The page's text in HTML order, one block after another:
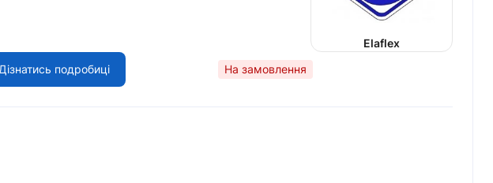
Elaflex
подробиці
На замовлення